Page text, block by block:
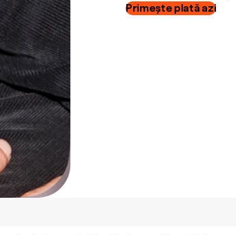
Primește plată azi